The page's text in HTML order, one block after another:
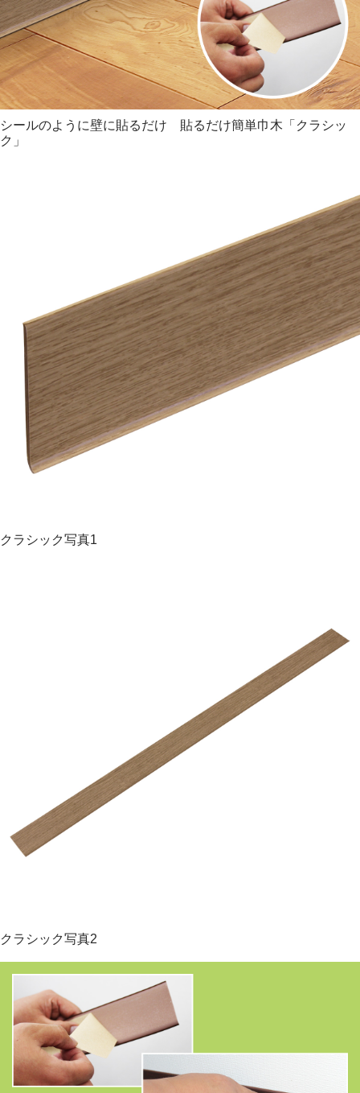
#巾木 #シール #コーナー #取替え #DIY #色 #幅木 #補修 #ソ
フト #ばら売り #ソフト巾木 #角 #隙間
シールのように壁に貼るだけ 貼るだけ簡単巾木「クラシッ
ク」
クラシック写真1
クラシック写真2